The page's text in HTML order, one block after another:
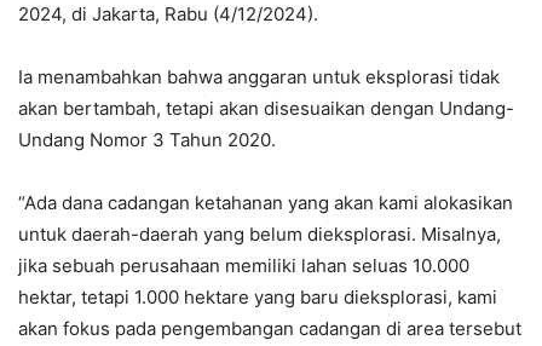
2024, di Jakarta, Rabu (4/12/2024).
Ia menambahkan bahwa anggaran untuk eksplorasi tidak
akan bertambah, tetapi akan disesuaikan dengan Undang-
Undang Nomor 3 Tahun 2020.
“Ada dana cadangan ketahanan yang akan kami alokasikan
untuk daerah-daerah yang belum dieksplorasi. Misalnya,
jika sebuah perusahaan memiliki lahan seluas 10.000
hektar, tetapi 1.000 hektare yang baru dieksplorasi, kami
akan fokus pada pengembangan cadangan di area tersebut